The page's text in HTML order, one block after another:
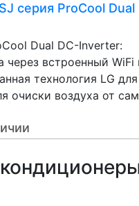
серия ProCool
Dual DC-Inverter:
через встроенный WiFi
технология LG
очиски воздуха от